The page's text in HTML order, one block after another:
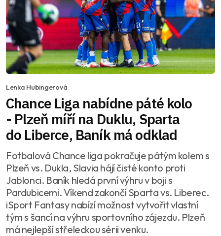
Lenka Hubingerová
Chance Liga nabídne páté kolo
- Plzeň míří na Duklu, Sparta
do Liberce, Baník má odklad
Fotbalová Chance liga pokračuje pátým kolem s
Plzeň vs. Dukla, Slavia hájí čisté konto proti
Jablonci. Baník hledá první výhru v boji s
Pardubicemi. Víkend zakončí Sparta vs. Liberec.
iSport Fantasy nabízí možnost vytvořit vlastní
tým s šancí na výhru sportovního zájezdu. Plzeň
má nejlepší střeleckou sérii venku.